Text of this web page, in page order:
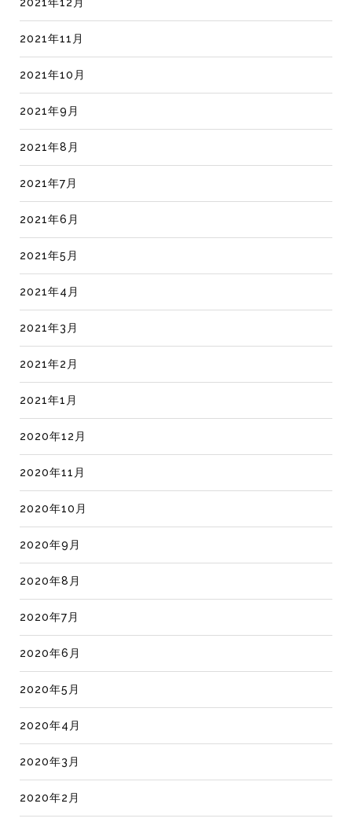
2021年11月
2021年10月
2021年9月
2021年8月
2021年7月
2021年6月
2021年5月
2021年4月
2021年3月
2021年2月
2021年1月
2020年12月
2020年11月
2020年10月
2020年9月
2020年8月
2020年7月
2020年6月
2020年5月
2020年4月
2020年3月
2020年2月